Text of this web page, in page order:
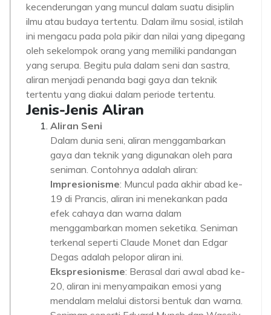
kecenderungan yang muncul dalam suatu disiplin
ilmu atau budaya tertentu. Dalam ilmu sosial, istilah
ini mengacu pada pola pikir dan nilai yang dipegang
oleh sekelompok orang yang memiliki pandangan
yang serupa. Begitu pula dalam seni dan sastra,
aliran menjadi penanda bagi gaya dan teknik
tertentu yang diakui dalam periode tertentu.
Jenis-Jenis Aliran
Aliran Seni
Dalam dunia seni, aliran menggambarkan
gaya dan teknik yang digunakan oleh para
seniman. Contohnya adalah aliran:
Impresionisme: Muncul pada akhir abad ke-
19 di Prancis, aliran ini menekankan pada
efek cahaya dan warna dalam
menggambarkan momen seketika. Seniman
terkenal seperti Claude Monet dan Edgar
Degas adalah pelopor aliran ini.
Ekspresionisme: Berasal dari awal abad ke-
20, aliran ini menyampaikan emosi yang
mendalam melalui distorsi bentuk dan warna.